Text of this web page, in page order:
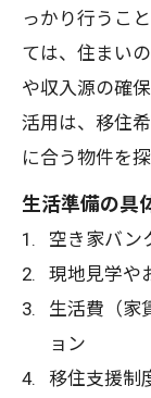
空き
意点
淡路市移
淡路
解説
移住
淡路
移住
較
っかり行うこ
ては、住まい
や収入源の確
活用は、移住
に合う物件を
生活準備の具
空き家バン
現地見学や
生活費（家
ョン
移住支援制